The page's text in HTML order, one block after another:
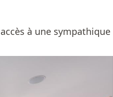
à une sympathique